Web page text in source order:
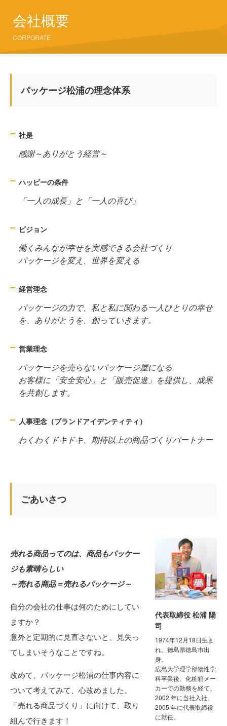
会社概要
CORPORATE
パッケージ松浦の理念体系
社是
感謝～ありがとう経営～
ハッピーの条件
「一人の成長」と「一人の喜び」
ビジョン
働くみんなが幸せを実感できる会社づくり
パッケージを変え、世界を変える
経営理念
パッケージの力で、私と私に関わる一人ひとりの幸せ
を、ありがとうを、創っていきます。
営業理念
パッケージを売らないパッケージ屋になる
お客様に「安全安心」と「販売促進」を提供し、成果
を共創します。
人事理念（ブランドアイデンティティ）
わくわくドキドキ、期待以上の商品づくりパートナー
ごあいさつ
売れる商品ってのは、商品もパッケー
ジも素晴らしい
～売れる商品＝売れるパッケージ～
自分の会社の仕事は何のためにしてい
ますか？
意外と定期的に見直さないと、見失っ
てしまいそうなことですね。
改めて、パッケージ松浦の仕事内容に
ついて考えてみて、心改めました。
「売れる商品づくり」に向けて、取り
組んで行きます！
代表取締役 松浦 陽
司
1974年12月18日生ま
れ。徳島県徳島市出
身。
広島大学理学部物性学
科卒業後、化粧箱メー
カーでの勤務を経て、
2002 年に当社入社。
2005 年に代表取締役
に就任。